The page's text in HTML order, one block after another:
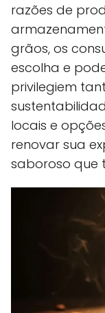
razões de
grãos, os
escolha e
privilegiem
locais e
renovar sua
saboroso que